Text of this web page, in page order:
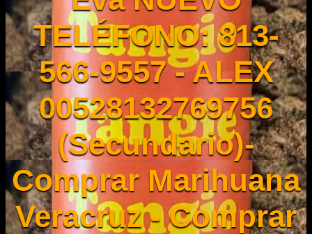
TELÉFONO: 813-
566-9557 - ALEX
00528132769756
(Secundario)-
Comprar Marihuana
Veracruz - Comprar